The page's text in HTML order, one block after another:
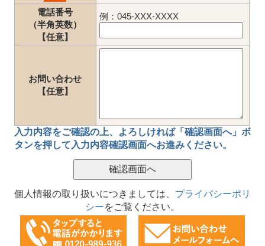
電話番号
（半角英数）
【任意】
例：045-XXX-XXXX
お問い合わせ
【任意】
入力内容をご確認の上、
よろしければ「確認画面へ」ボ
タンを押して 入力内容確認画面へお進みください。
個人情報の取り扱いにつきましては、 プライバシーポリ
シーをご覧ください。